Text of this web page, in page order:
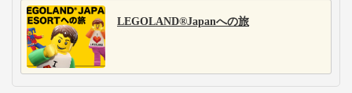
LEGOLAND®Japanへの旅